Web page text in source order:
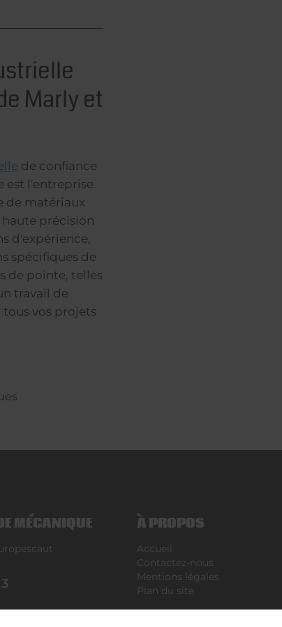
Marly et
de confiance
est l'entreprise
de matériaux
précision
d'expérience,
spécifiques de
de pointe, telles
travail de
vos projets
MÉCANIQUE À PROPOS
Accueil
Contactez-nous
Mentions légales
Plan du site